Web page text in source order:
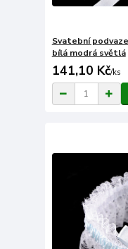
Svatební
bílá modrá světlá
141,10 Kč/ks